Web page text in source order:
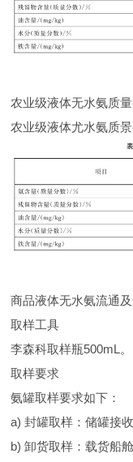
农业级液体无水氨质
农业级液体尤水氨质
商品液体无水氨流通
取样工具
李森科取样瓶500mL。
取样要求
氨罐取样要求如下：
a) 封罐取样：储罐接
b) 卸货取样：载货船